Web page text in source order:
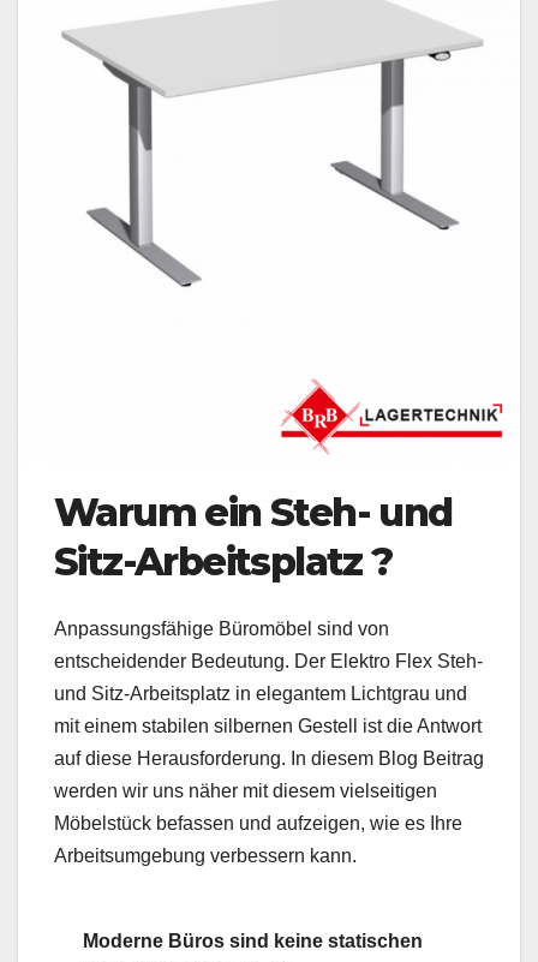
Warum ein Steh- und
Sitz-Arbeitsplatz ?
Anpassungsfähige Büromöbel sind von
entscheidender Bedeutung. Der Elektro Flex Steh-
und Sitz-Arbeitsplatz in elegantem Lichtgrau und
mit einem stabilen silbernen Gestell ist die Antwort
auf diese Herausforderung. In diesem Blog Beitrag
werden wir uns näher mit diesem vielseitigen
Möbelstück befassen und aufzeigen, wie es Ihre
Arbeitsumgebung verbessern kann.
Moderne Büros sind keine statischen